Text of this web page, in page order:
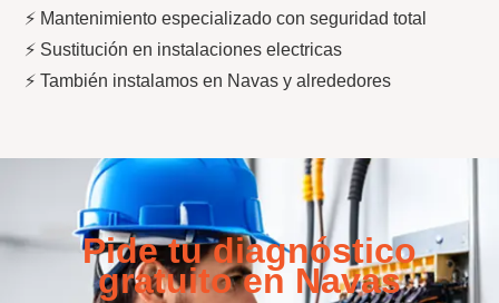
⚡ Mantenimiento especializado con seguridad total
⚡ Sustitución en instalaciones electricas
⚡ También instalamos en Navas y alrededores
Pide tu diagnóstico
gratuito en Navas